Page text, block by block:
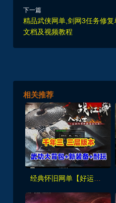
下一篇
精品武侠网单,剑网3任务修
文档及视频教程
相关推荐
经典怀旧网单【好运千年】带3层武功大背包，一键端解压即撸+视频教程及GM命令